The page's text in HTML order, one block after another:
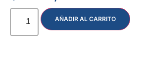
AÑADIR AL CARRITO